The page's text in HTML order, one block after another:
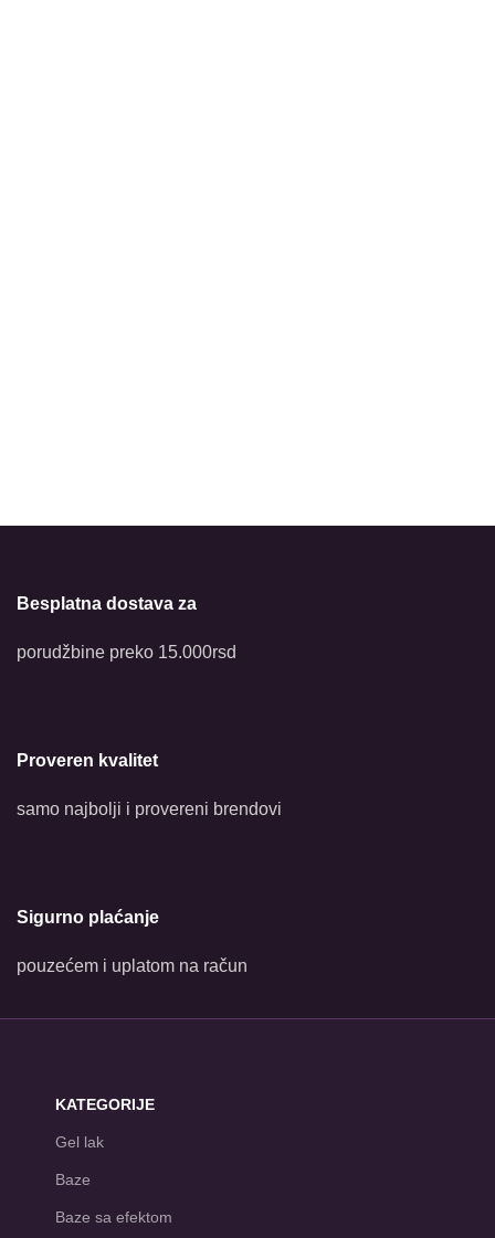
Besplatna dostava za
porudžbine preko 15.000rsd
Proveren kvalitet
samo najbolji i provereni brendovi
Sigurno plaćanje
pouzećem i uplatom na račun
KATEGORIJE
Gel lak
Baze
Baze sa efektom